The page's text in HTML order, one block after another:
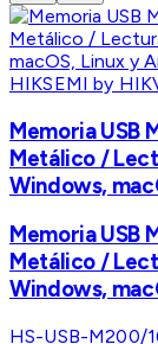
HIKSEMI by
Memoria USB
Metálico /
Windows,
Memoria USB
Metálico /
Windows,
HS-USB-M200/